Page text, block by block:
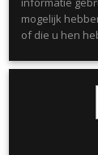
mogelijk
of die u hen